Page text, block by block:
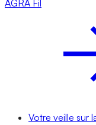
AGRA Fil
Votre veille sur